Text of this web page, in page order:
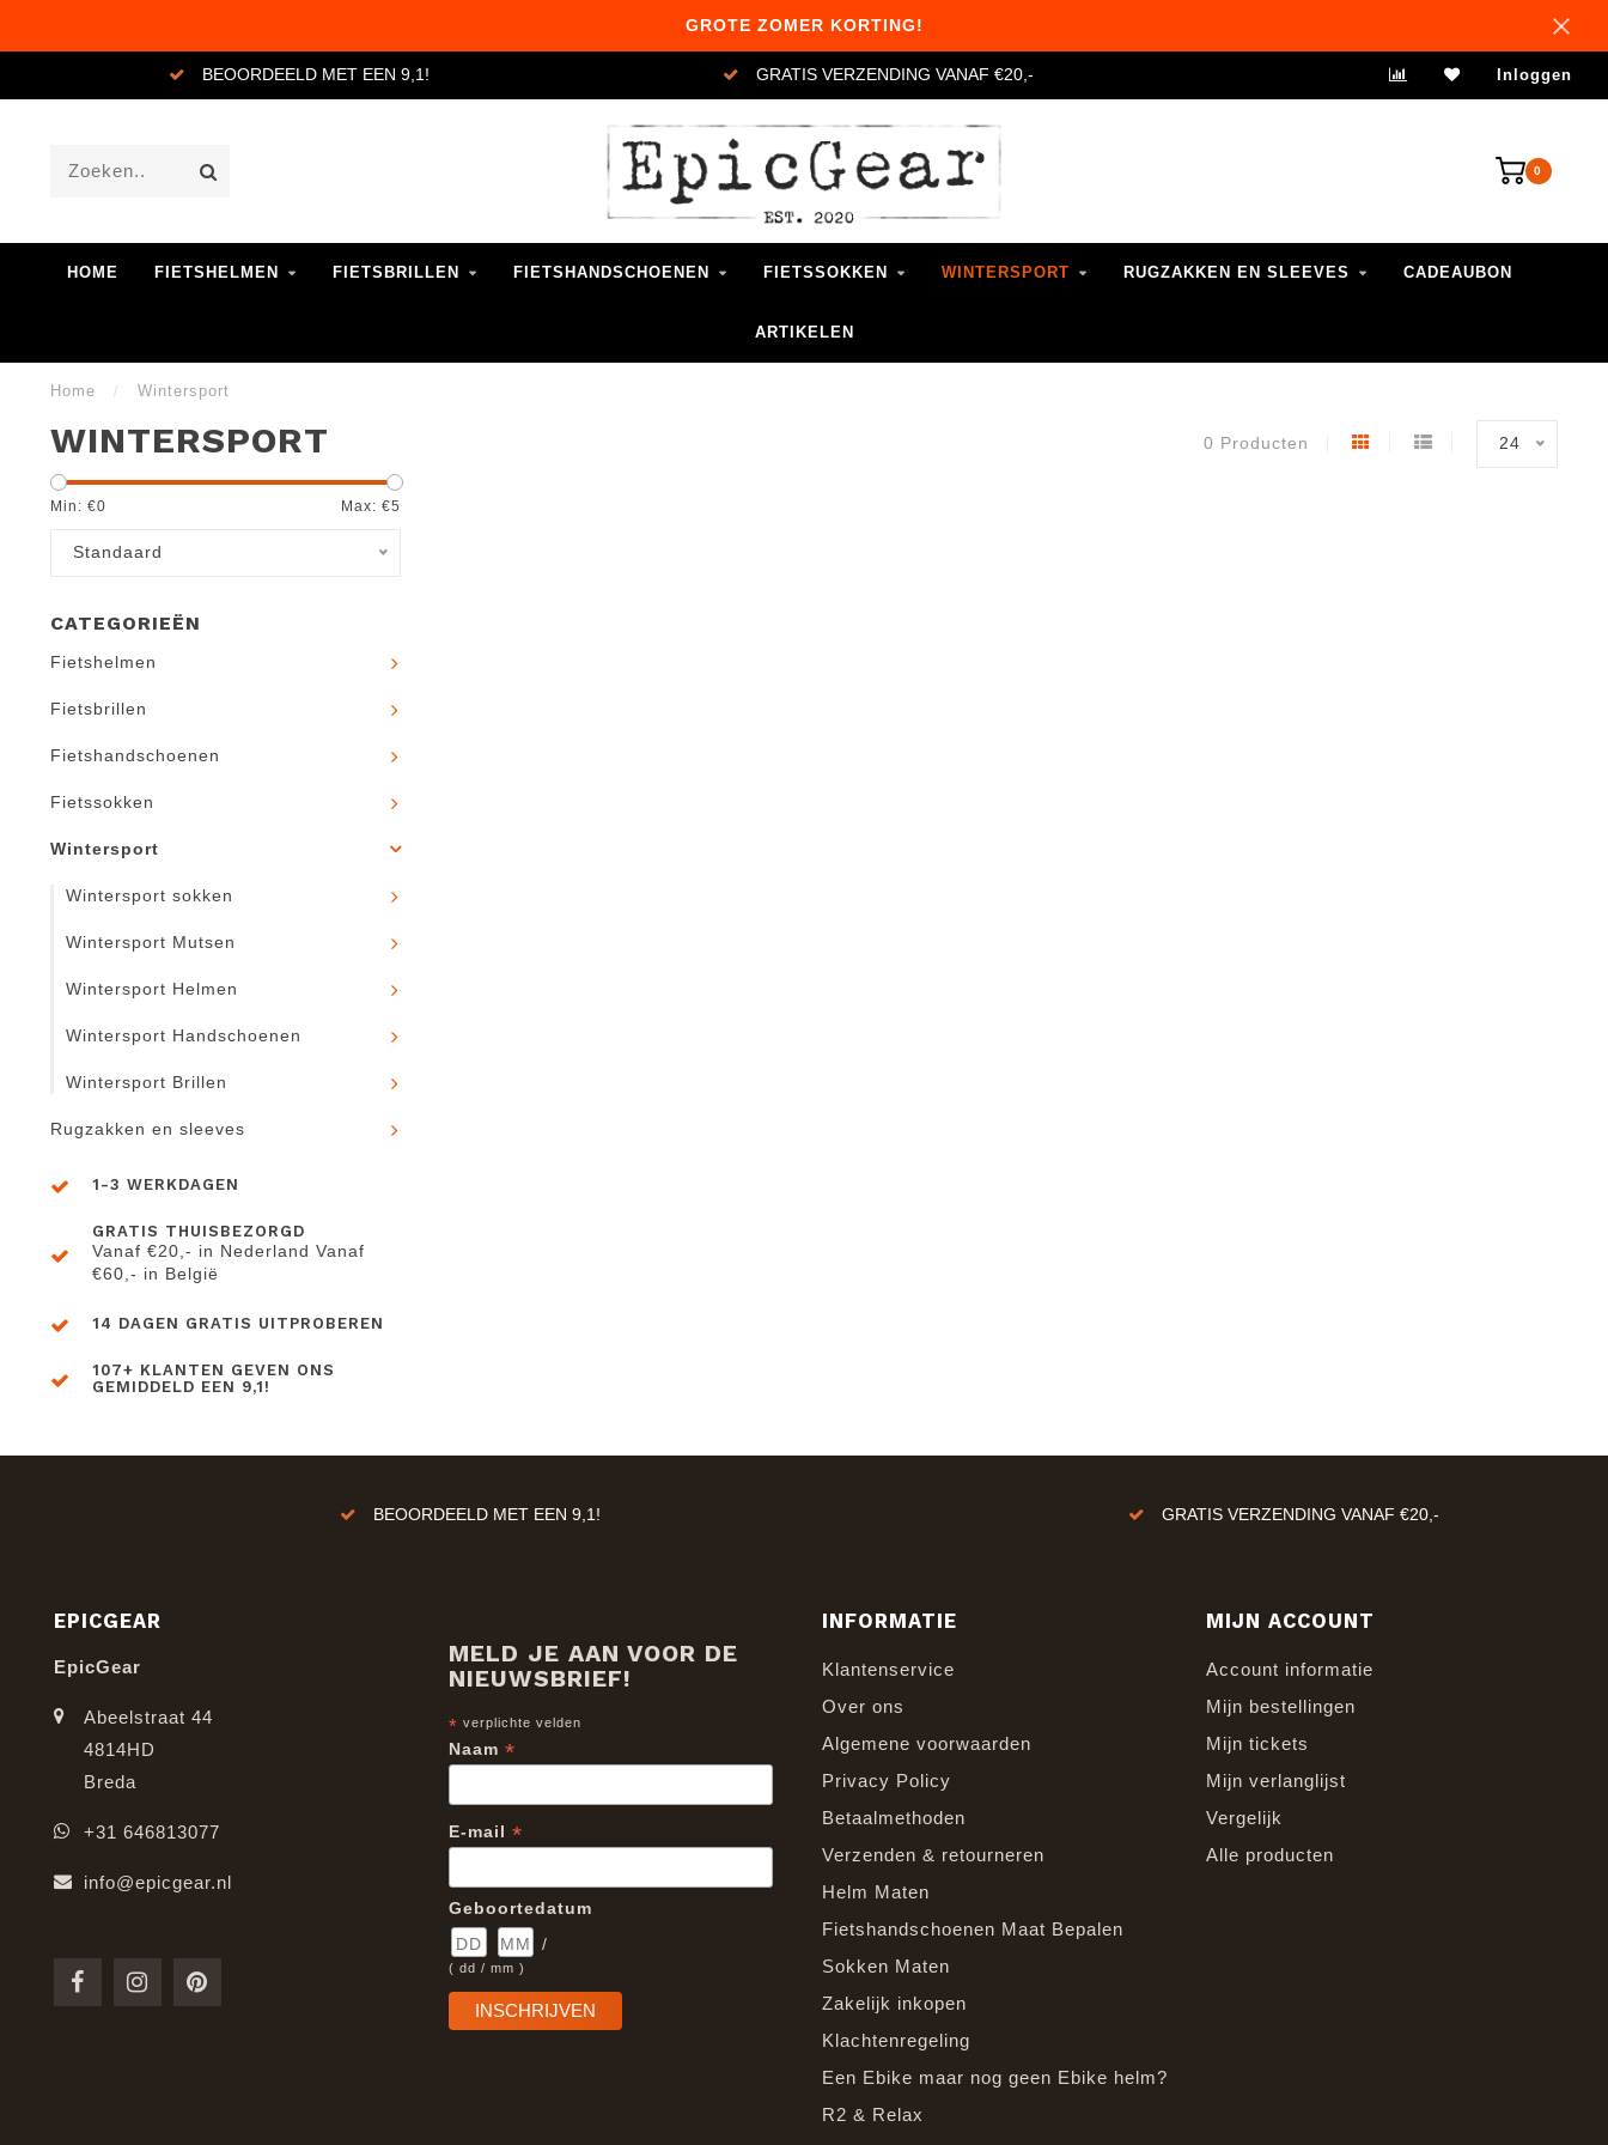
GROTE ZOMER KORTING!
BEOORDEELD MET EEN 9,1! GRATIS VERZENDING VANAF €20,- VERZENDING 1-3 WERKDAGEN
Inloggen
0
HOME FIETSHELMEN FIETSBRILLEN FIETSHANDSCHOENEN FIETSSOKKEN WINTERSPORT RUGZAKKEN EN SLEEVES CADEAUBON
ARTIKELEN
Home / Wintersport
WINTERSPORT 0 Producten 24
Min: €0 Max: €5
Standaard
CATEGORIEËN
Fietshelmen
Fietsbrillen
Fietshandschoenen
Fietssokken
Wintersport
Wintersport sokken
Wintersport Mutsen
Wintersport Helmen
Wintersport Handschoenen
Wintersport Brillen
Rugzakken en sleeves
1-3 WERKDAGEN
GRATIS THUISBEZORGD
Vanaf €20,- in Nederland Vanaf
€60,- in België
14 DAGEN GRATIS UITPROBEREN
107+ KLANTEN GEVEN ONS
GEMIDDELD EEN 9,1!
BEOORDEELD MET EEN 9,1! GRATIS VERZENDING VANAF €20,-
EPICGEAR
EpicGear
Abeelstraat 44
4814HD
Breda
+31 646813077
info@epicgear.nl
MELD JE AAN VOOR DE
NIEUWSBRIEF!
* verplichte velden
Naam *
E-mail *
Geboortedatum
/
( dd / mm )
INFORMATIE
Klantenservice
Over ons
Algemene voorwaarden
Privacy Policy
Betaalmethoden
Verzenden & retourneren
Helm Maten
Fietshandschoenen Maat Bepalen
Sokken Maten
Zakelijk inkopen
Klachtenregeling
Een Ebike maar nog geen Ebike helm?
R2 & Relax
MIJN ACCOUNT
Account informatie
Mijn bestellingen
Mijn tickets
Mijn verlanglijst
Vergelijk
Alle producten